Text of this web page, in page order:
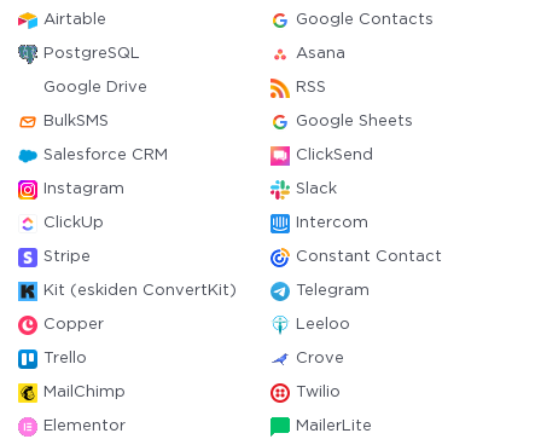
Airtable Google Contacts
PostgreSQL Asana
Google Drive RSS
BulkSMS Google Sheets
Salesforce CRM ClickSend
Instagram Slack
ClickUp Intercom
Stripe Constant Contact
Kit (eskiden ConvertKit) Telegram
Copper Leeloo
Trello Crove
MailChimp Twilio
Elementor MailerLite